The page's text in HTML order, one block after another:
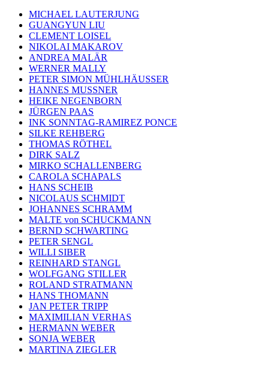
MICHAEL LAUTERJUNG
GUANGYUN LIU
CLEMENT LOISEL
NIKOLAI MAKAROV
ANDREA MALÄR
WERNER MALLY
PETER SIMON MÜHLHÄUSSER
HANNES MUSSNER
HEIKE NEGENBORN
JÜRGEN PAAS
INK SONNTAG-RAMIREZ PONCE
SILKE REHBERG
THOMAS RÖTHEL
DIRK SALZ
MIRKO SCHALLENBERG
CAROLA SCHAPALS
HANS SCHEIB
NICOLAUS SCHMIDT
JOHANNES SCHRAMM
MALTE von SCHUCKMANN
BERND SCHWARTING
PETER SENGL
WILLI SIBER
REINHARD STANGL
WOLFGANG STILLER
ROLAND STRATMANN
HANS THOMANN
JAN PETER TRIPP
MAXIMILIAN VERHAS
HERMANN WEBER
SONJA WEBER
MARTINA ZIEGLER